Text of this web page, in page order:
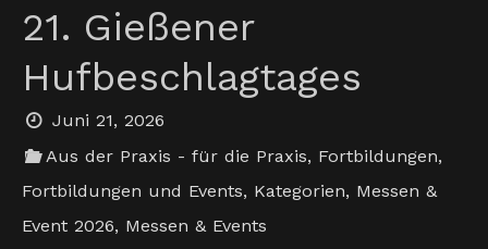
21. Gießener
Hufbeschlagtages
Juni 21, 2026
Aus der Praxis - für die Praxis, Fortbildungen,
Fortbildungen und Events, Kategorien, Messen &
Event 2026, Messen & Events